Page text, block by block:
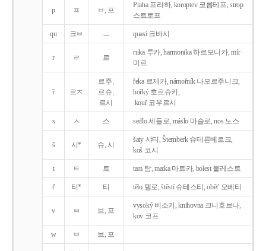
p ㅍ ㅂ, 프
Praha 프라하, koroptev 코롭테프, strop
스트로프
qu 크ㅂ ㅡ quasi 크바시
r ㄹ 르
ruka 루카, harmonika 하르모니카, mír
미르
ř 르ㅈ
르주,
르슈,
르시
řeka 르제카, námořník 나모르주니크,
hořký 호르슈키,
kouř 코우르시
s ㅅ 스 sedlo 세들로, máslo 마슬로, nos 노스
š 시* 슈, 시
šaty 샤티, Šternberk 슈테른베르크,
koš 코시
t ㅌ 트 tam 탐, matka 마트카, bolest 볼레스트
t' 티* 티 tělo 텔로, štěstí 슈테스티, obět' 오베티
v ㅂ 브, 프
vysoký 비소키, knihovna 크니호브나,
kov 코프
w ㅂ 브, 프